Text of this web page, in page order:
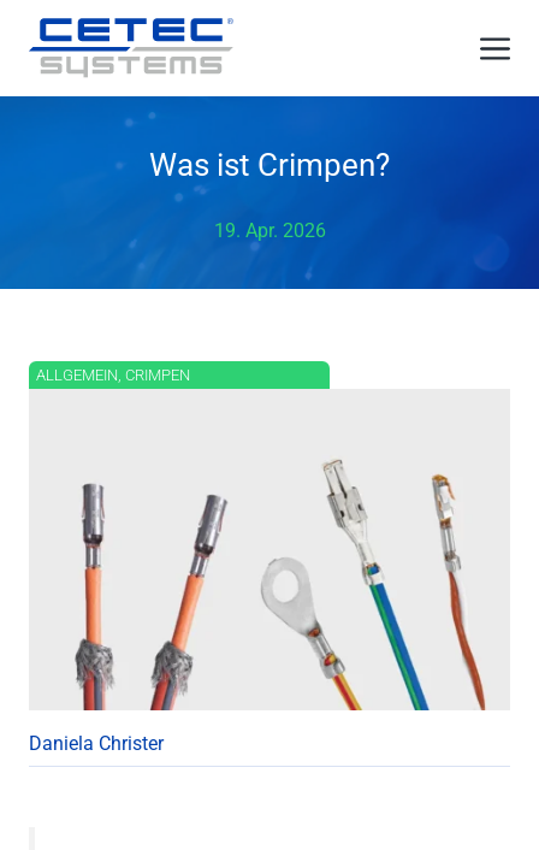
Inhalt
springen
Was ist Crimpen?
19. Apr. 2026
ALLGEMEIN, CRIMPEN
Daniela Christer